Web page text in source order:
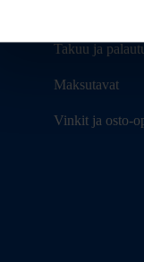
Takuu ja
Maksutavat
Vinkit ja osto-